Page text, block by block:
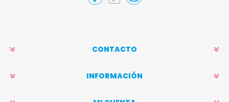
CONTACTO
INFORMACIÓN